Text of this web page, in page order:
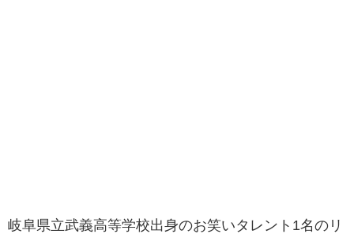
岐阜県立武義高等学校出身のお笑いタレント1名のリ